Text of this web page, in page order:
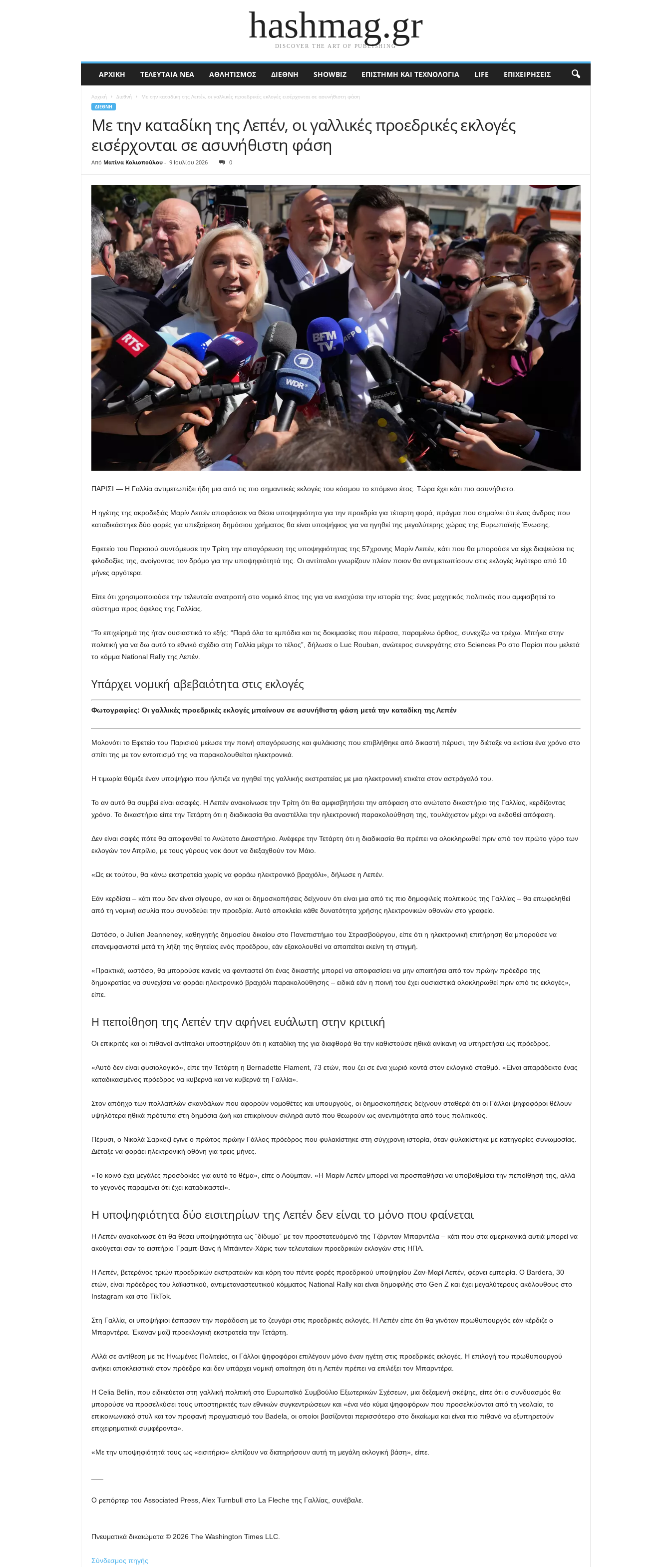
hashmag.gr
DISCOVER THE ART OF PUBLISHING
ΑΡΧΙΚΉ ΤΕΛΕΥΤΑΊΑ ΝΈΑ ΑΘΛΗΤΙΣΜΟΣ ΔΙΕΘΝΉ SHOWBIZ ΕΠΙΣΤΉΜΗ ΚΑΙ ΤΕΧΝΟΛΟΓΊΑ LIFE ΕΠΙΧΕΙΡΉΣΕΙΣ
Αρχική Διεθνή Με την καταδίκη της Λεπέν, οι γαλλικές προεδρικές εκλογές εισέρχονται σε ασυνήθιστη φάση
ΔΙΕΘΝΉ
Με την καταδίκη της Λεπέν, οι γαλλικές προεδρικές εκλογές
εισέρχονται σε ασυνήθιστη φάση
Από Ματίνα Κολιοπούλου - 9 Ιουλίου 2026 0
ΠΑΡΙΣΙ — Η Γαλλία αντιμετωπίζει ήδη μια από τις πιο σημαντικές εκλογές του κόσμου το επόμενο έτος. Τώρα έχει κάτι πιο ασυνήθιστο.
Η ηγέτης της ακροδεξιάς Μαρίν Λεπέν αποφάσισε να θέσει υποψηφιότητα για την προεδρία για τέταρτη φορά, πράγμα που σημαίνει ότι ένας άνδρας που
καταδικάστηκε δύο φορές για υπεξαίρεση δημόσιου χρήματος θα είναι υποψήφιος για να ηγηθεί της μεγαλύτερης χώρας της Ευρωπαϊκής Ένωσης.
Εφετείο του Παρισιού συντόμευσε την Τρίτη την απαγόρευση της υποψηφιότητας της 57χρονης Μαρίν Λεπέν, κάτι που θα μπορούσε να είχε διαψεύσει τις
φιλοδοξίες της, ανοίγοντας τον δρόμο για την υποψηφιότητά της. Οι αντίπαλοι γνωρίζουν πλέον ποιον θα αντιμετωπίσουν στις εκλογές λιγότερο από 10
μήνες αργότερα.
Είπε ότι χρησιμοποιούσε την τελευταία ανατροπή στο νομικό έπος της για να ενισχύσει την ιστορία της: ένας μαχητικός πολιτικός που αμφισβητεί το
σύστημα προς όφελος της Γαλλίας.
“Το επιχείρημά της ήταν ουσιαστικά το εξής: “Παρά όλα τα εμπόδια και τις δοκιμασίες που πέρασα, παραμένω όρθιος, συνεχίζω να τρέχω. Μπήκα στην
πολιτική για να δω αυτό το εθνικό σχέδιο στη Γαλλία μέχρι το τέλος”, δήλωσε ο Luc Rouban, ανώτερος συνεργάτης στο Sciences Po στο Παρίσι που μελετά
το κόμμα National Rally της Λεπέν.
Υπάρχει νομική αβεβαιότητα στις εκλογές
Φωτογραφίες: Οι γαλλικές προεδρικές εκλογές μπαίνουν σε ασυνήθιστη φάση μετά την καταδίκη της Λεπέν
Μολονότι το Εφετείο του Παρισιού μείωσε την ποινή απαγόρευσης και φυλάκισης που επιβλήθηκε από δικαστή πέρυσι, την διέταξε να εκτίσει ένα χρόνο στο
σπίτι της με τον εντοπισμό της να παρακολουθείται ηλεκτρονικά.
Η τιμωρία θύμιζε έναν υποψήφιο που ήλπιζε να ηγηθεί της γαλλικής εκστρατείας με μια ηλεκτρονική ετικέτα στον αστράγαλό του.
Το αν αυτό θα συμβεί είναι ασαφές. Η Λεπέν ανακοίνωσε την Τρίτη ότι θα αμφισβητήσει την απόφαση στο ανώτατο δικαστήριο της Γαλλίας, κερδίζοντας
χρόνο. Το δικαστήριο είπε την Τετάρτη ότι η διαδικασία θα αναστέλλει την ηλεκτρονική παρακολούθηση της, τουλάχιστον μέχρι να εκδοθεί απόφαση.
Δεν είναι σαφές πότε θα αποφανθεί το Ανώτατο Δικαστήριο. Ανέφερε την Τετάρτη ότι η διαδικασία θα πρέπει να ολοκληρωθεί πριν από τον πρώτο γύρο των
εκλογών τον Απρίλιο, με τους γύρους νοκ άουτ να διεξαχθούν τον Μάιο.
«Ως εκ τούτου, θα κάνω εκστρατεία χωρίς να φοράω ηλεκτρονικό βραχιόλι», δήλωσε η Λεπέν.
Εάν κερδίσει – κάτι που δεν είναι σίγουρο, αν και οι δημοσκοπήσεις δείχνουν ότι είναι μια από τις πιο δημοφιλείς πολιτικούς της Γαλλίας – θα επωφεληθεί
από τη νομική ασυλία που συνοδεύει την προεδρία. Αυτό αποκλείει κάθε δυνατότητα χρήσης ηλεκτρονικών οθονών στο γραφείο.
Ωστόσο, ο Julien Jeanneney, καθηγητής δημοσίου δικαίου στο Πανεπιστήμιο του Στρασβούργου, είπε ότι η ηλεκτρονική επιτήρηση θα μπορούσε να
επανεμφανιστεί μετά τη λήξη της θητείας ενός προέδρου, εάν εξακολουθεί να απαιτείται εκείνη τη στιγμή.
«Πρακτικά, ωστόσο, θα μπορούσε κανείς να φανταστεί ότι ένας δικαστής μπορεί να αποφασίσει να μην απαιτήσει από τον πρώην πρόεδρο της
δημοκρατίας να συνεχίσει να φοράει ηλεκτρονικό βραχιόλι παρακολούθησης – ειδικά εάν η ποινή του έχει ουσιαστικά ολοκληρωθεί πριν από τις εκλογές»,
είπε.
Η πεποίθηση της Λεπέν την αφήνει ευάλωτη στην κριτική
Οι επικριτές και οι πιθανοί αντίπαλοι υποστηρίζουν ότι η καταδίκη της για διαφθορά θα την καθιστούσε ηθικά ανίκανη να υπηρετήσει ως πρόεδρος.
«Αυτό δεν είναι φυσιολογικό», είπε την Τετάρτη η Bernadette Flament, 73 ετών, που ζει σε ένα χωριό κοντά στον εκλογικό σταθμό. «Είναι απαράδεκτο ένας
καταδικασμένος πρόεδρος να κυβερνά και να κυβερνά τη Γαλλία».
Στον απόηχο των πολλαπλών σκανδάλων που αφορούν νομοθέτες και υπουργούς, οι δημοσκοπήσεις δείχνουν σταθερά ότι οι Γάλλοι ψηφοφόροι θέλουν
υψηλότερα ηθικά πρότυπα στη δημόσια ζωή και επικρίνουν σκληρά αυτό που θεωρούν ως ανεντιμότητα από τους πολιτικούς.
Πέρυσι, ο Νικολά Σαρκοζί έγινε ο πρώτος πρώην Γάλλος πρόεδρος που φυλακίστηκε στη σύγχρονη ιστορία, όταν φυλακίστηκε με κατηγορίες συνωμοσίας.
Διέταξε να φοράει ηλεκτρονική οθόνη για τρεις μήνες.
«Το κοινό έχει μεγάλες προσδοκίες για αυτό το θέμα», είπε ο Λούμπαν. «Η Μαρίν Λεπέν μπορεί να προσπαθήσει να υποβαθμίσει την πεποίθησή της, αλλά
το γεγονός παραμένει ότι έχει καταδικαστεί».
Η υποψηφιότητα δύο εισιτηρίων της Λεπέν δεν είναι το μόνο που φαίνεται
Η Λεπέν ανακοίνωσε ότι θα θέσει υποψηφιότητα ως “δίδυμο” με τον προστατευόμενό της Τζόρνταν Μπαρντέλα – κάτι που στα αμερικανικά αυτιά μπορεί να
ακούγεται σαν το εισιτήριο Τραμπ-Βανς ή Μπάιντεν-Χάρις των τελευταίων προεδρικών εκλογών στις ΗΠΑ.
Η Λεπέν, βετεράνος τριών προεδρικών εκστρατειών και κόρη του πέντε φορές προεδρικού υποψηφίου Ζαν-Μαρί Λεπέν, φέρνει εμπειρία. Ο Bardera, 30
ετών, είναι πρόεδρος του λαϊκιστικού, αντιμεταναστευτικού κόμματος National Rally και είναι δημοφιλής στο Gen Z και έχει μεγαλύτερους ακόλουθους στο
Instagram και στο TikTok.
Στη Γαλλία, οι υποψήφιοι έσπασαν την παράδοση με το ζευγάρι στις προεδρικές εκλογές. Η Λεπέν είπε ότι θα γινόταν πρωθυπουργός εάν κέρδιζε ο
Μπαρντέρα. Έκαναν μαζί προεκλογική εκστρατεία την Τετάρτη.
Αλλά σε αντίθεση με τις Ηνωμένες Πολιτείες, οι Γάλλοι ψηφοφόροι επιλέγουν μόνο έναν ηγέτη στις προεδρικές εκλογές. Η επιλογή του πρωθυπουργού
ανήκει αποκλειστικά στον πρόεδρο και δεν υπάρχει νομική απαίτηση ότι η Λεπέν πρέπει να επιλέξει τον Μπαρντέρα.
Η Celia Bellin, που ειδικεύεται στη γαλλική πολιτική στο Ευρωπαϊκό Συμβούλιο Εξωτερικών Σχέσεων, μια δεξαμενή σκέψης, είπε ότι ο συνδυασμός θα
μπορούσε να προσελκύσει τους υποστηρικτές των εθνικών συγκεντρώσεων και «ένα νέο κύμα ψηφοφόρων που προσελκύονται από τη νεολαία, το
επικοινωνιακό στυλ και τον προφανή πραγματισμό του Badela, οι οποίοι βασίζονται περισσότερο στο δικαίωμα και είναι πιο πιθανό να εξυπηρετούν
επιχειρηματικά συμφέροντα».
«Με την υποψηφιότητά τους ως «εισιτήριο» ελπίζουν να διατηρήσουν αυτή τη μεγάλη εκλογική βάση», είπε.
Ο ρεπόρτερ του Associated Press, Alex Turnbull στο La Fleche της Γαλλίας, συνέβαλε.
Πνευματικά δικαιώματα © 2026 The Washington Times LLC.
Σύνδεσμος πηγής